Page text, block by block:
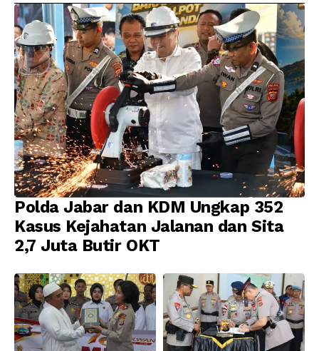
Diamankan
Profesionalisme
Polda Jabar dan KDM Ungkap 352
Kasus Kejahatan Jalanan dan Sita
2,7 Juta Butir OKT